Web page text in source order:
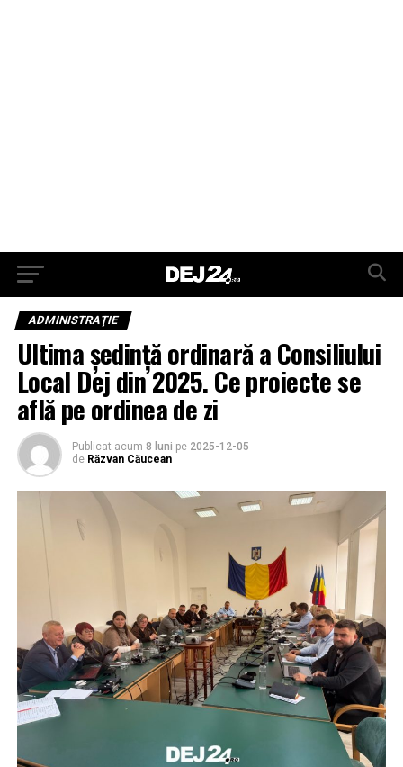
ADMINISTRAŢIE
Ultima ședință ordinară a Consiliului
Local Dej din 2025. Ce proiecte se
află pe ordinea de zi
Publicat acum 8 luni pe 2025-12-05
de Răzvan Căucean